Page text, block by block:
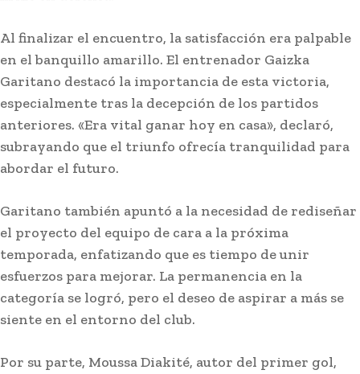
Stay on top of what's going on
with our subscription deal!
SUBSCRIBE
Actualidad VIEW ALL
Al finalizar el encuentro, la satisfacción era palpable
en el banquillo amarillo. El entrenador Gaizka
Garitano destacó la importancia de esta victoria,
especialmente tras la decepción de los partidos
anteriores. «Era vital ganar hoy en casa», declaró,
subrayando que el triunfo ofrecía tranquilidad para
abordar el futuro.
Garitano también apuntó a la necesidad de rediseñar
el proyecto del equipo de cara a la próxima
temporada, enfatizando que es tiempo de unir
esfuerzos para mejorar. La permanencia en la
categoría se logró, pero el deseo de aspirar a más se
siente en el entorno del club.
Por su parte, Moussa Diakité, autor del primer gol,